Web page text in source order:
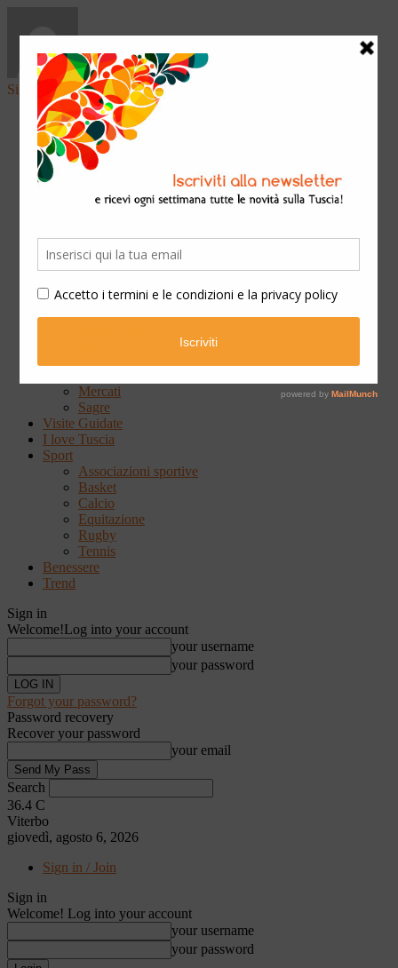
Sign in
Home
Arte & Cultura
Classica
Convegni
Libri
Qui Ateneo
Scuola e Formazione
Cinema
Mercati
Sagre
Visite Guidate
I love Tuscia
Sport
Associazioni sportive
Basket
Calcio
Equitazione
Rugby
Tennis
Benessere
Trend
Sign in
Welcome!Log into your account
your username
your password
Forgot your password?
Password recovery
Recover your password
your email
Search
36.4 C
Viterbo
giovedì, agosto 6, 2026
Sign in / Join
Sign in
Welcome! Log into your account
your username
your password